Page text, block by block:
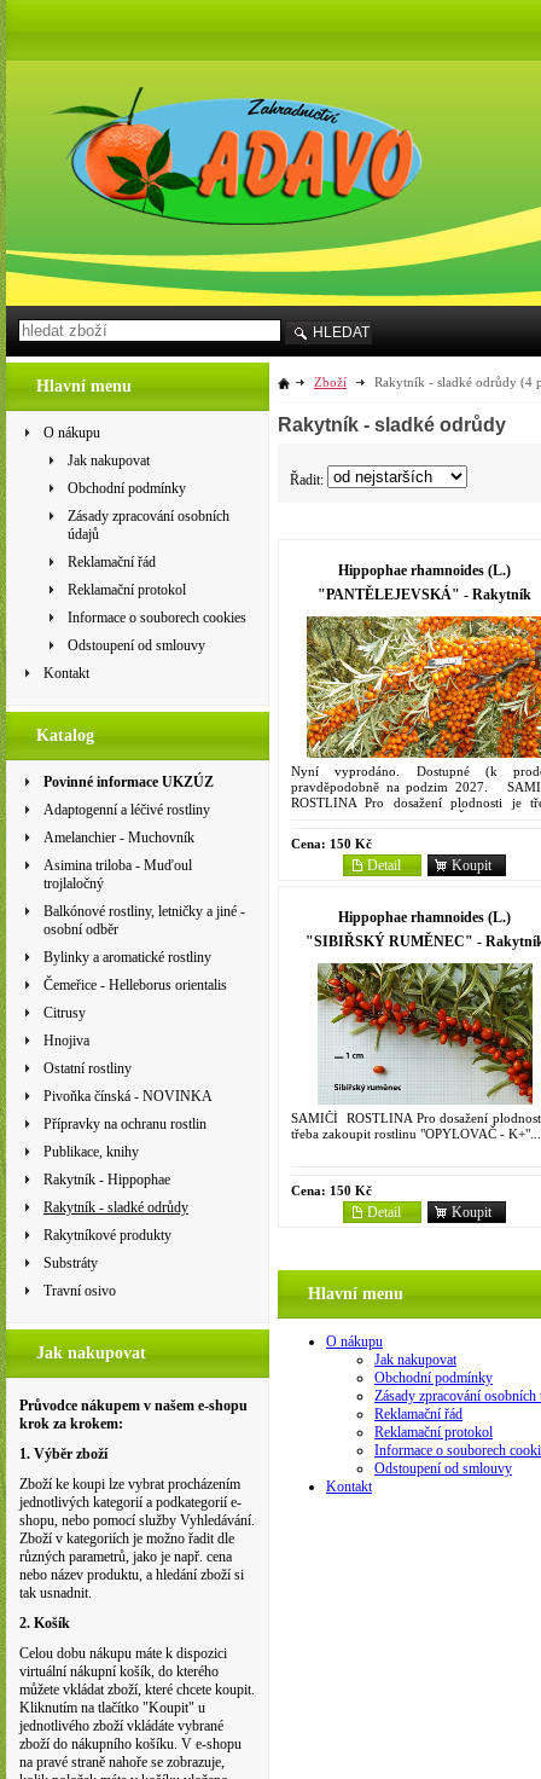
Hlavní menu
O nákupu
Jak nakupovat
Obchodní podmínky
Zásady zpracování osobních
údajů
Reklamační řád
Reklamační protokol
Informace o souborech cookies
Odstoupení od smlouvy
Kontakt
Katalog
Povinné informace UKZÚZ
Adaptogenní a léčivé rostliny
Amelanchier - Muchovník
Asimina triloba - Muďoul
trojlaločný
Balkónové rostliny, letničky a jiné -
osobní odběr
Bylinky a aromatické rostliny
Čemeřice - Helleborus orientalis
Citrusy
Hnojiva
Ostatní rostliny
Pivoňka čínská - NOVINKA
Přípravky na ochranu rostlin
Publikace, knihy
Rakytník - Hippophae
Rakytník - sladké odrůdy
Rakytníkové produkty
Substráty
Travní osivo
Jak nakupovat
Průvodce nákupem v našem e-shopu
krok za krokem:
1. Výběr zboží
Zboží ke koupi lze vybrat procházením
jednotlivých kategorií a podkategorií e-
shopu, nebo pomocí služby Vyhledávání.
Zboží v kategoriích je možno řadit dle
různých parametrů, jako je např. cena
nebo název produktu, a hledání zboží si
tak usnadnit.
2. Košík
Celou dobu nákupu máte k dispozici
virtuální nákupní košík, do kterého
můžete vkládat zboží, které chcete koupit.
Kliknutím na tlačítko "Koupit" u
jednotlivého zboží vkládáte vybrané
zboží do nákupního košíku. V e-shopu
na pravé straně nahoře se zobrazuje,
Zboží Rakytník - sladké odrůdy (4
Rakytník - sladké odrůdy
Řadit:
Hippophae rhamnoides (L.)
"PANTĚLEJEVSKÁ" - Rakytník
řešetlákový
Nyní vyprodáno. Dostupné (k
pravděpodobně na podzim 2027.
ROSTLINA Pro dosažení plodnosti je
Cena: 150 Kč
Koupit
Detail
Hippophae rhamnoides (L.)
"SIBIŘSKÝ RUMĚNEC" -
řešetlákový
SAMIČÍ ROSTLINA Pro dosažení
třeba zakoupit rostlinu "OPYLOVAČ -
Cena: 150 Kč
Koupit
Detail
Hlavní menu
O nákupu
Jak nakupovat
Obchodní podmínky
Zásady zpracování osobních
Reklamační řád
Reklamační protokol
Informace o souborech
Odstoupení od smlouvy
Kontakt
HLEDAT